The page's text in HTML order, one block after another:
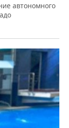
автономного